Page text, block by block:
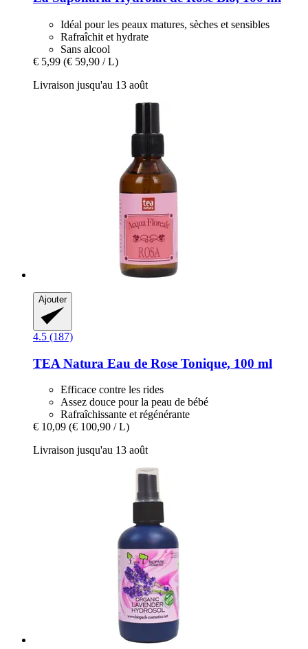
Idéal pour les peaux matures, sèches et sensibles
Rafraîchit et hydrate
Sans alcool
€ 5,99 (€ 59,90 / L)
Livraison jusqu'au 13 août
Ajouter
4.5 (187)
TEA Natura Eau de Rose Tonique, 100 ml
Efficace contre les rides
Assez douce pour la peau de bébé
Rafraîchissante et régénérante
€ 10,09 (€ 100,90 / L)
Livraison jusqu'au 13 août